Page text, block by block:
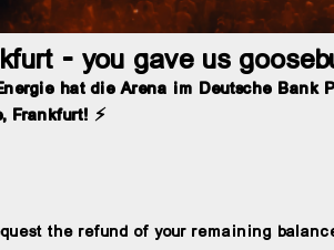
- you gave us
hat die Arena im Deutsche Bank
Frankfurt! ⚡
the refund of your remaining